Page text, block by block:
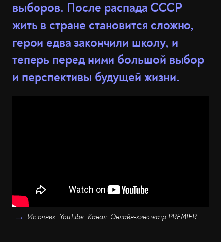
выборов. После распада СССР
жить в стране становится сложно,
герои едва закончили школу, и
теперь перед ними большой выбор
и перспективы будущей жизни.
Источник: YouTube. Канал: Онлайн-кинотеатр PREMIER